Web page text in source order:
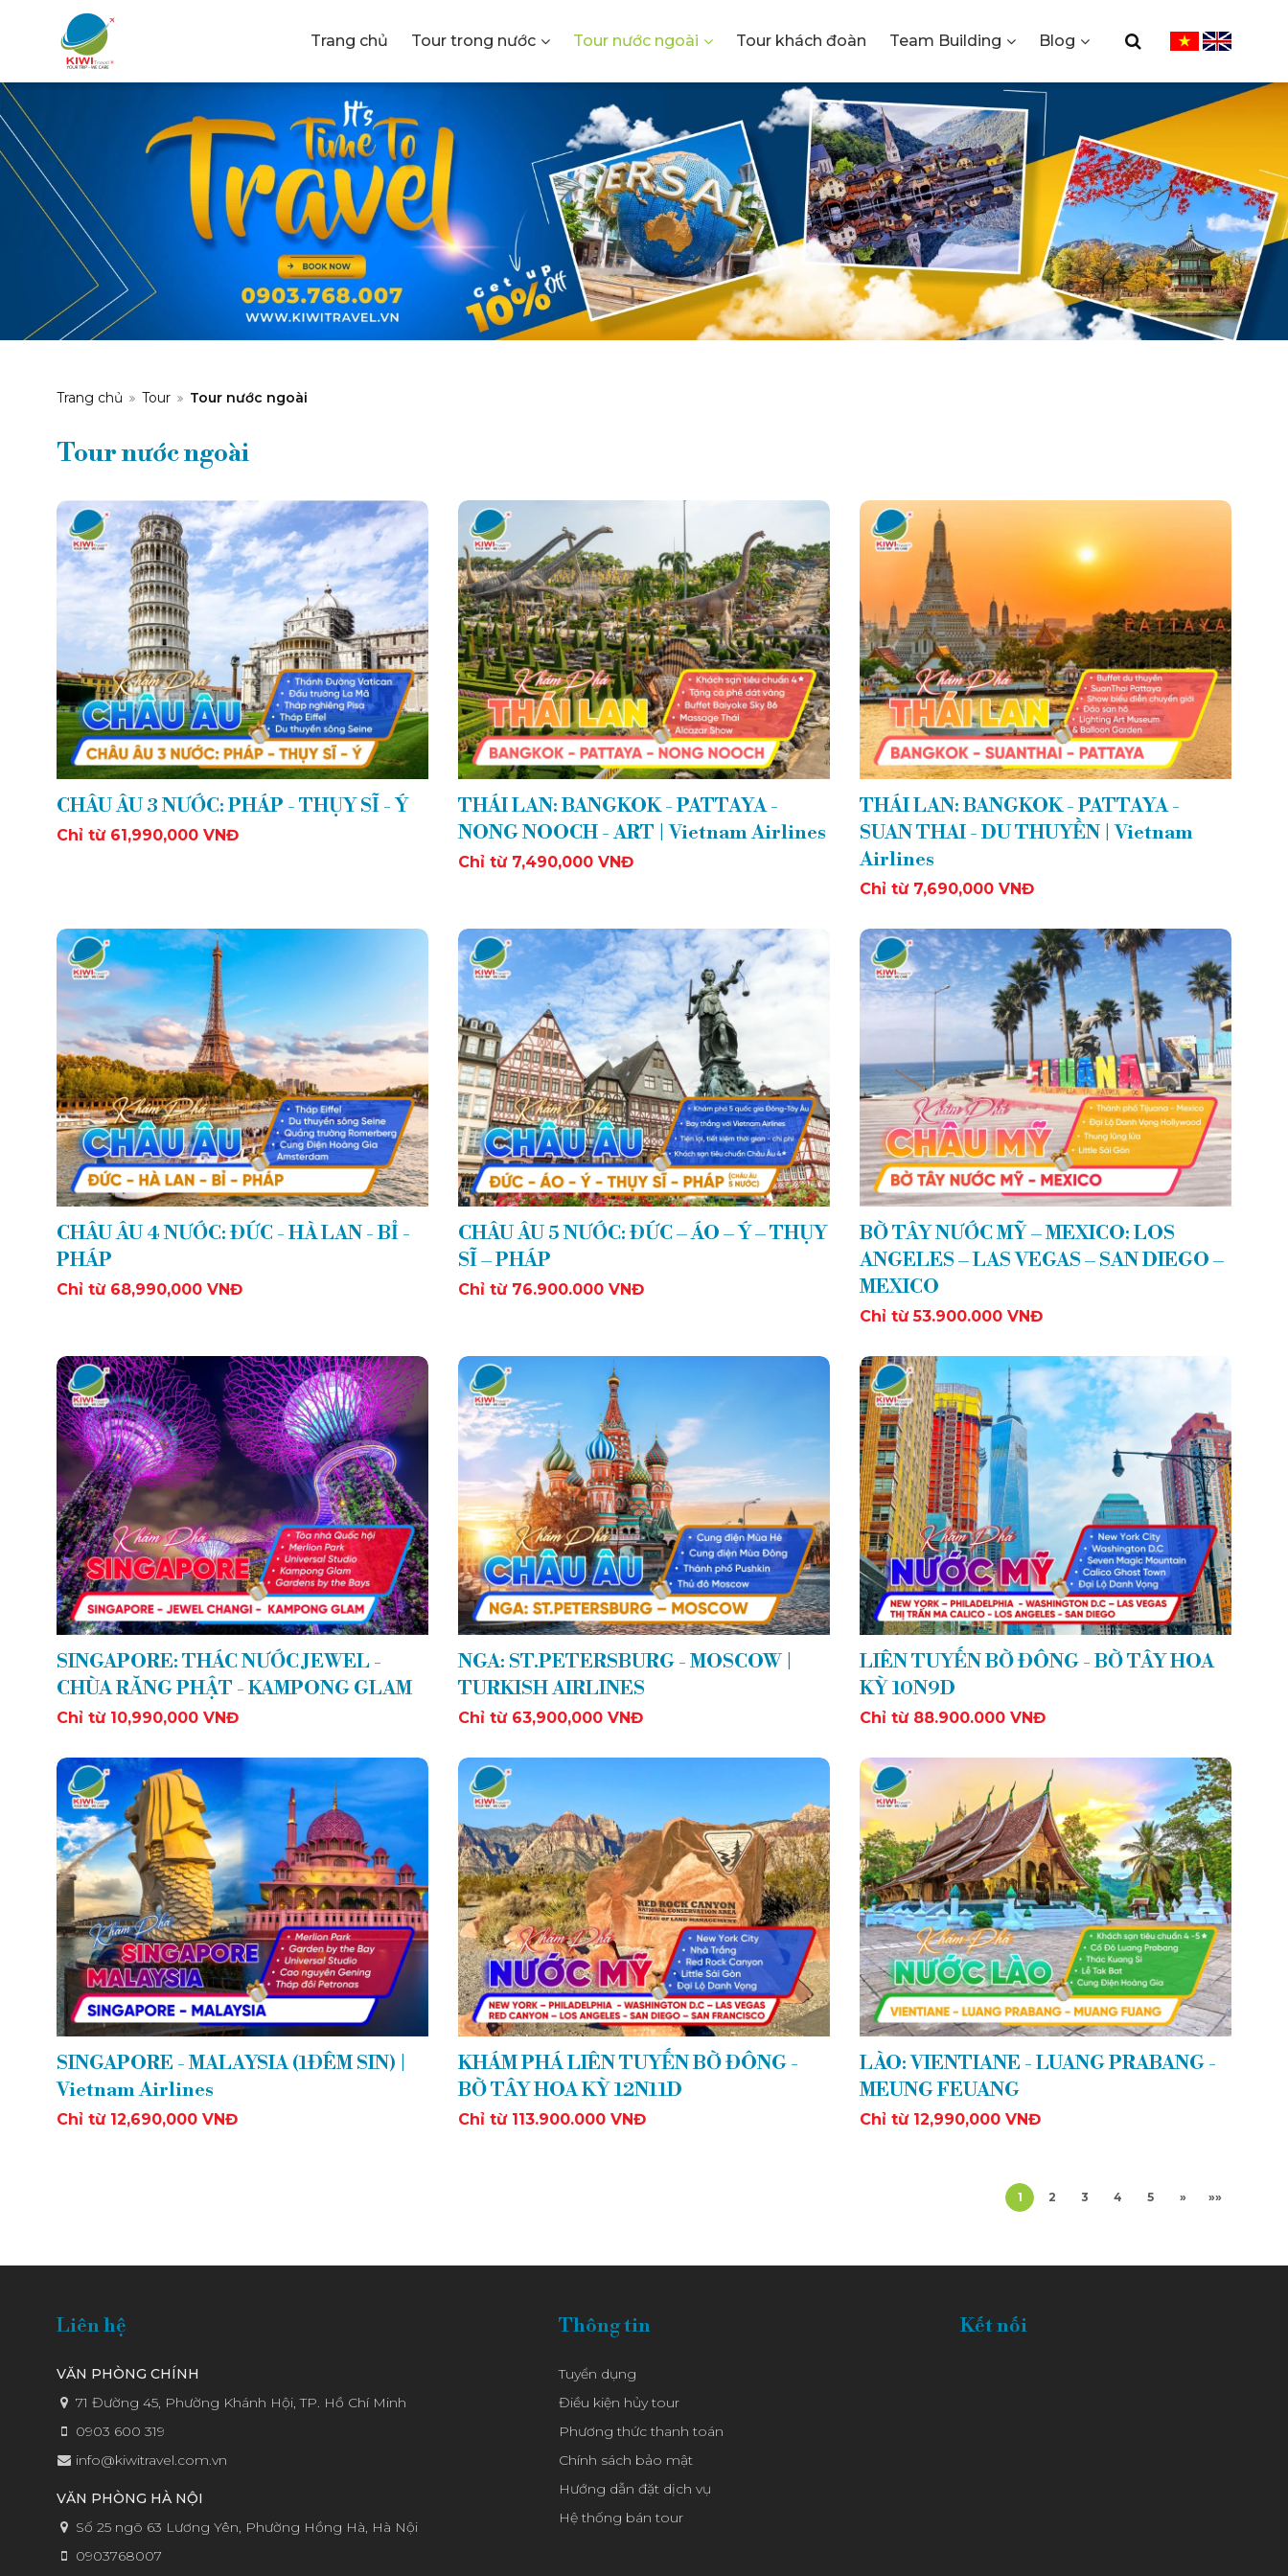
Trang chủ Tour trong nước Tour nước ngoài Tour khách đoàn Team Building Blog
CÔNG TY TNHH THƯƠNG
MẠI & DU LỊCH KIWI
Trang chủ Tour Tour nước ngoài
Tour nước ngoài
CHÂU ÂU 3 NƯỚC: PHÁP - THỤY SĨ - Ý
Chỉ từ 61,990,000 VNĐ
THÁI LAN: BANGKOK - PATTAYA -
NONG NOOCH - ART | Vietnam Airlines
Chỉ từ 7,490,000 VNĐ
THÁI LAN: BANGKOK - PATTAYA -
SUAN THAI - DU THUYỀN | Vietnam
Airlines
Chỉ từ 7,690,000 VNĐ
CHÂU ÂU 4 NƯỚC: ĐỨC - HÀ LAN - BỈ -
PHÁP
Chỉ từ 68,990,000 VNĐ
CHÂU ÂU 5 NƯỚC: ĐỨC – ÁO – Ý – THỤY
SĨ – PHÁP
Chỉ từ 76.900.000 VNĐ
BỜ TÂY NƯỚC MỸ – MEXICO: LOS
ANGELES – LAS VEGAS – SAN DIEGO –
MEXICO
Chỉ từ 53.900.000 VNĐ
SINGAPORE: THÁC NƯỚC JEWEL -
CHÙA RĂNG PHẬT - KAMPONG GLAM
Chỉ từ 10,990,000 VNĐ
NGA: ST.PETERSBURG - MOSCOW |
TURKISH AIRLINES
Chỉ từ 63,900,000 VNĐ
LIÊN TUYẾN BỜ ĐÔNG - BỜ TÂY HOA
KỲ 10N9D
Chỉ từ 88.900.000 VNĐ
SINGAPORE - MALAYSIA (1ĐÊM SIN) |
Vietnam Airlines
Chỉ từ 12,690,000 VNĐ
KHÁM PHÁ LIÊN TUYẾN BỜ ĐÔNG -
BỜ TÂY HOA KỲ 12N11D
Chỉ từ 113.900.000 VNĐ
LÀO: VIENTIANE - LUANG PRABANG -
MEUNG FEUANG
Chỉ từ 12,990,000 VNĐ
1 2 3 4 5 » »»
Liên hệ
VĂN PHÒNG CHÍNH
71 Đường 45, Phường Khánh Hội, TP. Hồ Chí Minh
0903 600 319
info@kiwitravel.com.vn
VĂN PHÒNG HÀ NỘI
Số 25 ngõ 63 Lương Yên, Phường Hồng Hà, Hà Nội
0903768007
Thông tin
Tuyển dụng
Điều kiện hủy tour
Phương thức thanh toán
Chính sách bảo mật
Hướng dẫn đặt dịch vụ
Hệ thống bán tour
Kết nối